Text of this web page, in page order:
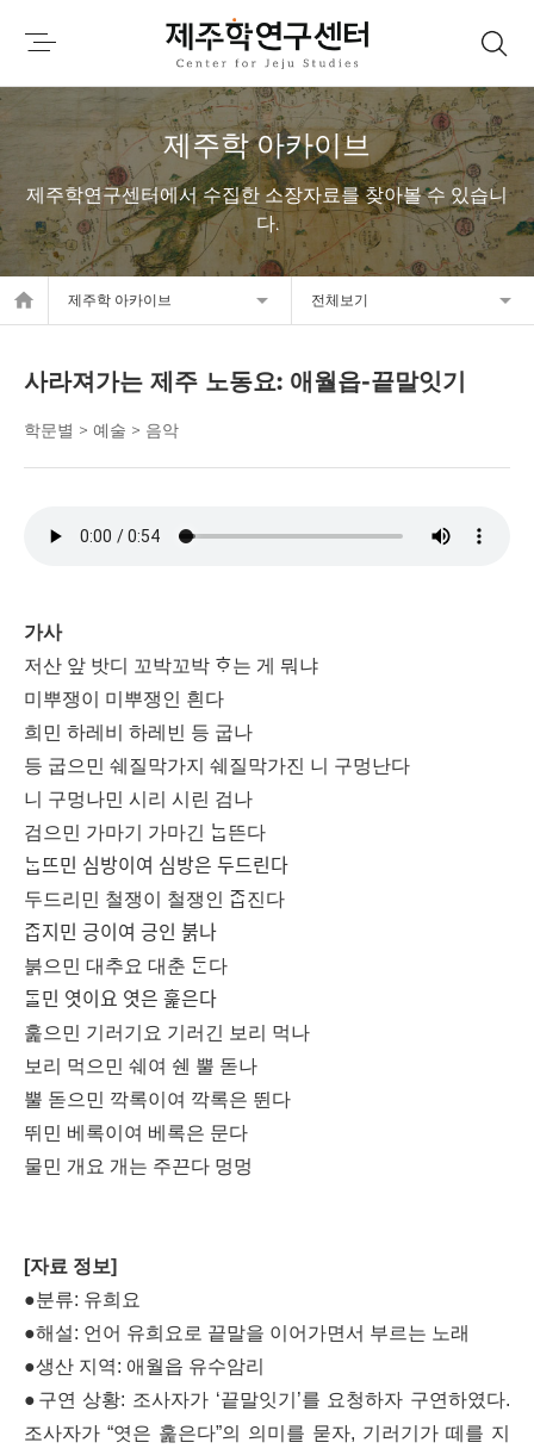
제주학 아카이브
제주학연구센터에서 수집한 소장자료를 찾아볼 수 있습니
다.
home 제주학 아카이브 전체보기
사라져가는 제주 노동요: 애월읍-끝말잇기
학문별 > 예술 > 음악
가사
저산 앞 밧디 꼬박꼬박 ᄒᆞ는 게 뭐냐
미뿌쟁이 미뿌쟁인 흰다
희민 하레비 하레빈 등 굽나
등 굽으민 쉐질막가지 쉐질막가진 니 구멍난다
니 구멍나민 시리 시린 검나
검으민 가마기 가마긴 ᄂᆞᆸ뜬다
ᄂᆞᆸ뜨민 심방이여 심방은 두드린다
두드리민 철쟁이 철쟁인 ᄌᆞᆸ진다
ᄌᆞᆸ지민 긍이여 긍인 붉나
붉으민 대추요 대춘 ᄃᆞᆫ다
ᄃᆞᆯ민 엿이요 엿은 훑은다
훑으민 기러기요 기러긴 보리 먹나
보리 먹으민 쉐여 쉔 뿔 돋나
뿔 돋으민 깍록이여 깍록은 뛴다
뛰민 베록이여 베록은 문다
물민 개요 개는 주끈다 멍멍
[자료 정보]
●분류: 유희요
●해설: ​​​​​​​언어 유희요로 끝말을 이어가면서 부르는 노래
●생산 지역: 애월읍 유수암리
●구연 상황: 조사자가 ‘끝말잇기’를 요청하자 구연하였다.
조사자가 “엿은 훑은다”의 의미를 묻자, 기러기가 떼를 지